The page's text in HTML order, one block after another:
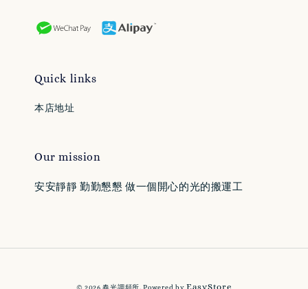
Quick links
本店地址
Our mission
安安靜靜 勤勤懇懇 做一個開心的光的搬運工
EasyStore